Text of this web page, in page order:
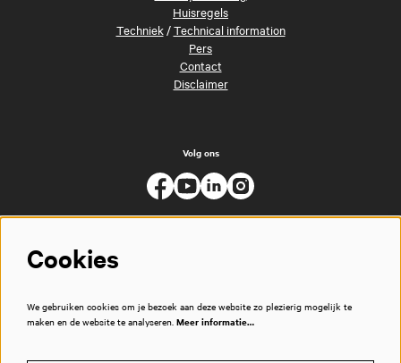
Huisregels
Techniek/Technical information
Pers
Contact
Disclaimer
Volg ons
Cookies
We gebruiken cookies om je bezoek aan deze website zo plezierig mogelijk te
maken en de website te analyseren. Meer informatie…